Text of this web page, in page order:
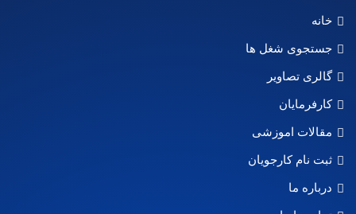
خانه
جستجوی شغل ها
گالری تصاویر
کارفرمایان
مقالات اموزشی
ثبت نام کارجویان
درباره ما